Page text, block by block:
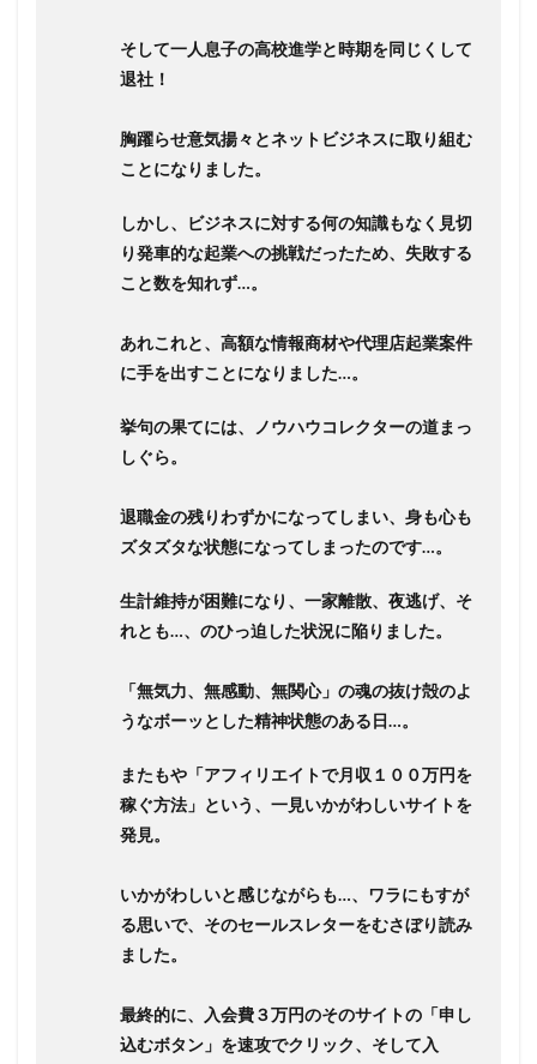
そして一人息子の高校進学と時期を同じくして
退社！
胸躍らせ意気揚々とネットビジネスに取り組む
ことになりました。
しかし、ビジネスに対する何の知識もなく見切
り発車的な起業への挑戦だったため、失敗する
こと数を知れず…。
あれこれと、高額な情報商材や代理店起業案件
に手を出すことになりました…。
挙句の果てには、ノウハウコレクターの道まっ
しぐら。
退職金の残りわずかになってしまい、身も心も
ズタズタな状態になってしまったのです…。
生計維持が困難になり、一家離散、夜逃げ、そ
れとも…、のひっ迫した状況に陥りました。
「無気力、無感動、無関心」の魂の抜け殻のよ
うなボーッとした精神状態のある日…。
またもや「アフィリエイトで月収１００万円を
稼ぐ方法」という、一見いかがわしいサイトを
発見。
いかがわしいと感じながらも…、ワラにもすが
る思いで、そのセールスレターをむさぼり読み
ました。
最終的に、入会費３万円のそのサイトの「申し
込むボタン」を速攻でクリック、そして入